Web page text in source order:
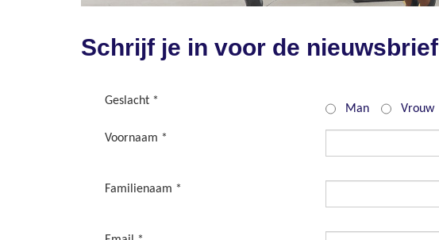
Schrijf je in voor de
Geslacht *
Geslacht
Man Vrouw
Voornaam *
*
Familienaam *
*